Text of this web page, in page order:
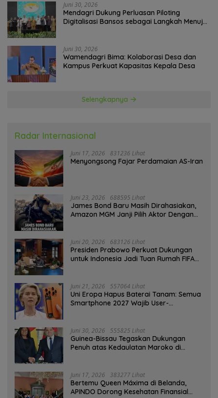
Juni 30, 2026
Mendagri Dukung Perluasan Piloting
Digitalisasi Bansos sebagai Langkah Menuju
Juni 30, 2026
Wamendagri Bima: Kolaborasi Desa dan
Kampus Perkuat Kapasitas Kepala Desa
Selengkapnya
Radar Internasional
Juni 17, 2026 831236 Lihat
Menyongsong Fajar Perdamaian AS-Iran
Juni 23, 2026 688595 Lihat
James Bond Baru Masih Dirahasiakan,
Amazon MGM Janji Pilih Aktor Dengan
Juni 20, 2026 683126 Lihat
Presiden Prabowo Perkuat Dukungan
untuk Indonesia Jadi Tuan Rumah FIFA
Juni 21, 2026 557064 Lihat
Uni Eropa Hapus Baterai Tanam: Semua
Smartphone 2027 Wajib User-
Juni 30, 2026 555825 Lihat
Guinea-Bissau Tegaskan Dukungan
Penuh atas Kedaulatan Maroko di
Juni 17, 2026 383277 Lihat
Bertemu Queen Máxima di Belanda,
APINDO Dorong Kesehatan Finansial